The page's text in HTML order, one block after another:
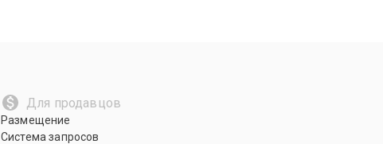
Для продавцов
Размещение
Система запросов